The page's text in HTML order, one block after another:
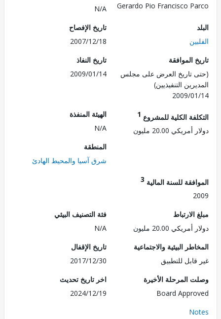
Gerardo Pio Francisco
N/A
تاريخ الإفصاح
2007/12/18
الموافقة
تاريخ العرض على مجلس
التنفيذيين)
2009/
تاريخ النفاذ
2009/01/14
الكلية للمشروع1
20.00 مليون
الهيئة المنفذة
شرق آسيا والمحيط الهادئ
للسنة المالية3
20.00 مليون
فئة التصنيف البيئي
البيئية والاجتماعية
للتطبيق
تاريخ الإقفال
2017/12/30
المرحلة الأخيرة
Board
اخر تاريخ تحديث
2024/12/19